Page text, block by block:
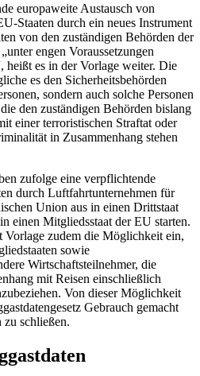
europaweite Austausch von
Staaten durch ein neues Instrument
von den zuständigen Behörden der
engen Voraussetzungen
heißt es in der Vorlage weiter. Die
es den Sicherheitsbehörden
sondern auch solche Personen
den zuständigen Behörden bislang
einer terroristischen Straftat oder
in Zusammenhang stehen
zufolge eine verpflichtende
durch Luftfahrtunternehmen für
Union aus in einen Drittstaat
einen Mitgliedsstaat der EU starten.
Vorlage zudem die Möglichkeit ein,
sowie
Wirtschaftsteilnehmer, die
mit Reisen einschließlich
Von dieser Möglichkeit
Gebrauch gemacht
zu schließen.